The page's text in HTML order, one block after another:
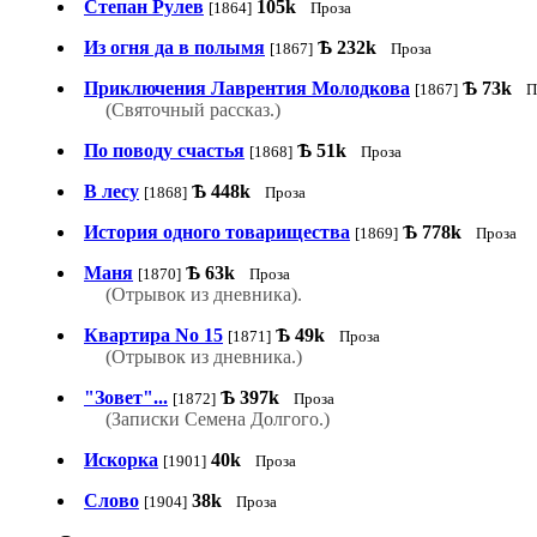
Степан Рулев [1864] 105k Проза
Из огня да в полымя [1867] Ѣ 232k Проза
Приключения Лаврентия Молодкова [1867] Ѣ 73k
(Святочный рассказ.)
По поводу счастья [1868] Ѣ 51k Проза
В лесу [1868] Ѣ 448k Проза
История одного товарищества [1869] Ѣ 778k Проза
Маня [1870] Ѣ 63k Проза
(Отрывок из дневника).
Квартира No 15 [1871] Ѣ 49k Проза
(Отрывок из дневника.)
"Зовет"... [1872] Ѣ 397k Проза
(Записки Семена Долгого.)
Искорка [1901] 40k Проза
Слово [1904] 38k Проза